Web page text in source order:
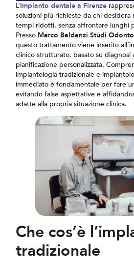
L’Impianto dentale a Firenze
soluzioni più richieste da chi desidera
tempi ridotti, senza affrontare lunghi
Presso Marco Baldanzi Studi
questo trattamento viene inserito
clinico strutturato, basato su diagnosi
pianificazione personalizzata.
implantologia tradizionale e
immediato è fondamentale per fare
evitando false aspettative e
adatte alla propria situazione clinica.
Che cos’è
tradizionale